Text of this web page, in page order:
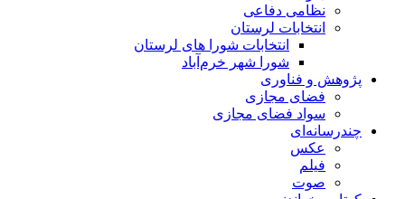
نظامی دفاعی
انتخابات لرستان
انتخابات شورا های لرستان
شورا شهر خرم‌آباد
پژوهش و فناوری
فضای مجازی
سواد فضای مجازی
چندرسانه‌ای
عكس
فیلم
صوت